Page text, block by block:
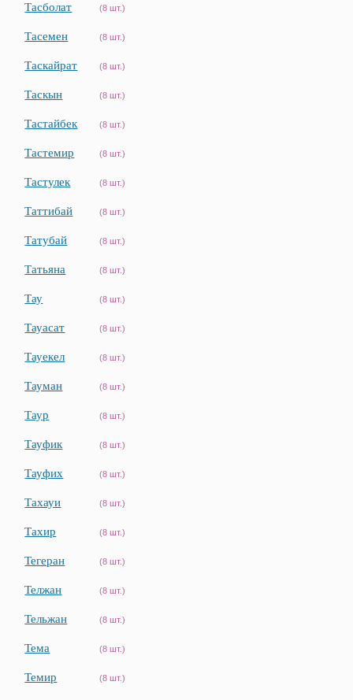
Тасболат (8 шт.)
Тасемен (8 шт.)
Таскайрат (8 шт.)
Таскын (8 шт.)
Тастайбек (8 шт.)
Тастемир (8 шт.)
Тастулек (8 шт.)
Таттибай (8 шт.)
Татубай (8 шт.)
Татьяна (8 шт.)
Тау (8 шт.)
Тауасат (8 шт.)
Тауекел (8 шт.)
Тауман (8 шт.)
Таур (8 шт.)
Тауфик (8 шт.)
Тауфих (8 шт.)
Тахауи (8 шт.)
Тахир (8 шт.)
Тегеран (8 шт.)
Телжан (8 шт.)
Тельжан (8 шт.)
Тема (8 шт.)
Темир (8 шт.)